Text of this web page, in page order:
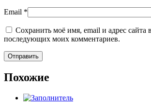
Email *
Сохранить моё имя, email и адрес сайта
последующих моих комментариев.
Похожие